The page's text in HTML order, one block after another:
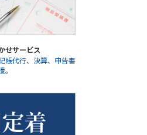
せサービス
帳代行、決算、申告書